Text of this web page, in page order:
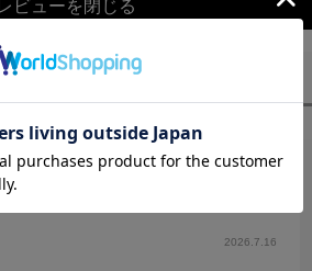
レビューを閉じる
（1） スタッフレビュー
表示：新しい順
2026.7.16